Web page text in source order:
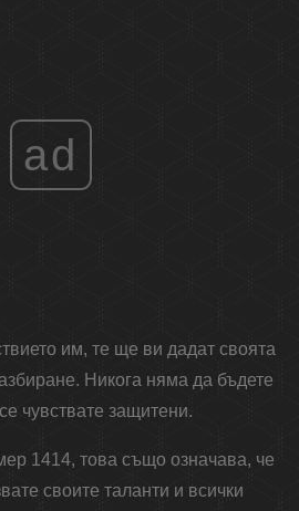
ad
им, те ще ви дадат своята
Никога няма да бъдете
чувствате защитени.
1414, това също означава, че
своите таланти и всички